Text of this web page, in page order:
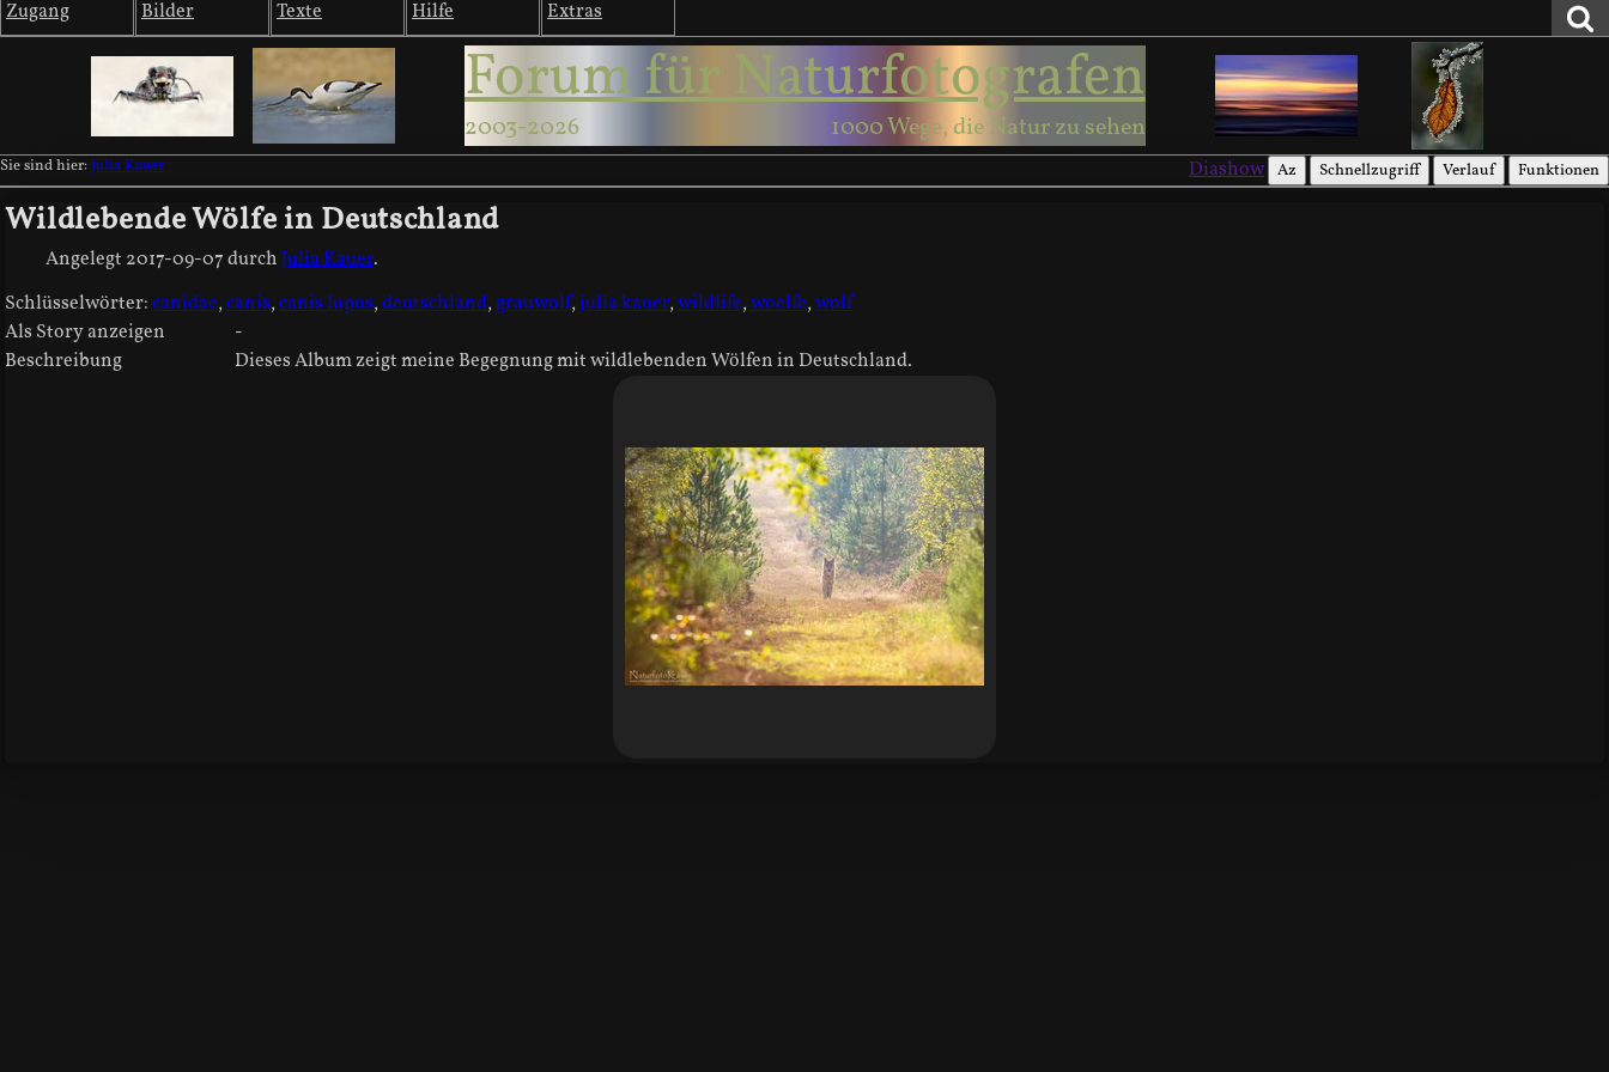
Zugang Bilder Texte Hilfe Extras
Forum für Naturfotografen
2003-2026 1000 Wege, die Natur zu sehen
Sie sind hier: Julia Kauer Diashow Az Schnellzugriff Verlauf Funktionen
Wildlebende Wölfe in Deutschland
Angelegt 2017-09-07durchJulia Kauer.
Schlüsselwörter:canidae,canis,canis lupus,deutschland,grauwolf,julia kauer,wildlife,woelfe,wolf
Als Story anzeigen
-
Beschreibung
Dieses Album zeigt meine Begegnung mit wildlebenden Wölfen in Deutschland.